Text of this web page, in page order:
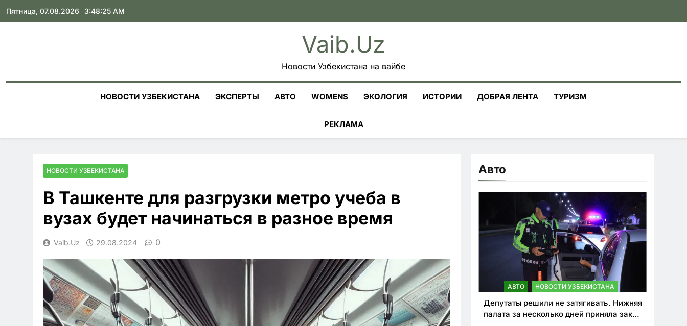
Skip
Пятница, 07.08.2026 3:48:27 AM
Vaib.uz
Новости Узбекистана на вайбе
НОВОСТИ УЗБЕКИСТАНА ЭКСПЕРТЫ АВТО WOMENS ЭКОЛОГИЯ ИСТОРИИ ДОБРАЯ ЛЕНТА ТУРИЗМ
РЕКЛАМА
НОВОСТИ УЗБЕКИСТАНА
В Ташкенте для разгрузки метро учеба в
вузах будет начинаться в разное время
Vaib.uz 29.08.2024 0
Авто
АВТО НОВОСТИ УЗБЕКИСТАНА
Депутаты решили не затягивать. Нижняя
палата за несколько дней приняла закон